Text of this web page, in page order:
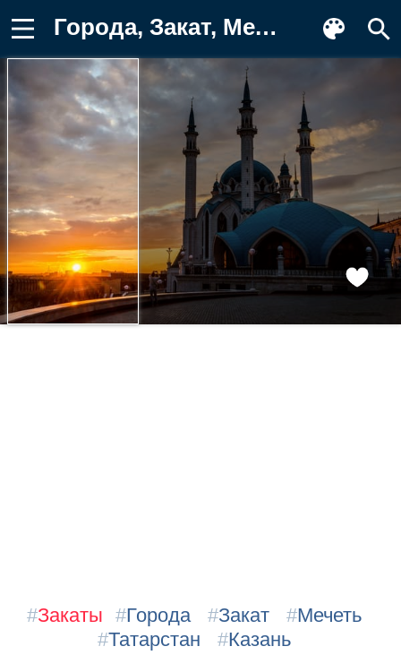
Города, Закат, Мечеть, Татарстан, Казань Фон для телефона
#Закаты #Города #Закат #Мечеть
#Татарстан #Казань